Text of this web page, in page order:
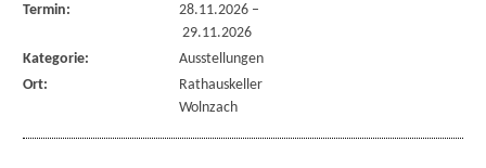
Termin: 28.11.2026–
29.11.2026
Kategorie:
Ausstellungen
Ort:
Rathauskeller
Wolnzach